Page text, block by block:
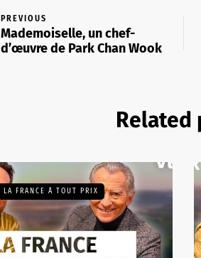
PREVIOUS
Mademoiselle, un chef-
d’œuvre de Park Chan Wook
Related
LA FRANCE À TOUT PRIX